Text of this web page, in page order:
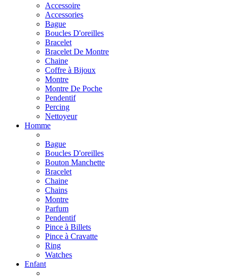
Accessoire
Accessories
Bague
Boucles D'oreilles
Bracelet
Bracelet De Montre
Chaine
Coffre à Bijoux
Montre
Montre De Poche
Pendentif
Percing
Nettoyeur
Homme
Bague
Boucles D'oreilles
Bouton Manchette
Bracelet
Chaine
Chains
Montre
Parfum
Pendentif
Pince à Billets
Pince à Cravatte
Ring
Watches
Enfant